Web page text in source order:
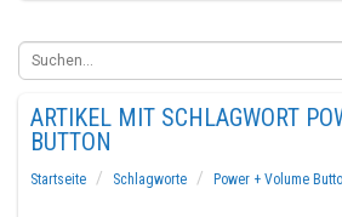
ARTIKEL MIT SCHLAGWORT
BUTTON
Startseite Schlagworte
Power + Volume